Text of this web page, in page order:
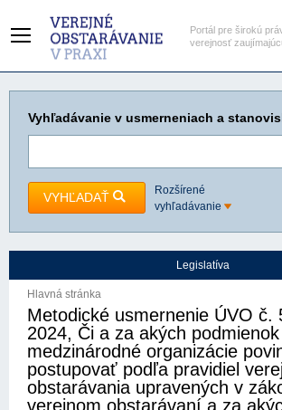
Portál pre širokú
verejnosť
Vyhľadávanie v usmerneniach a
VYHĽADAŤ
Rozšírené
vyhľadávanie
Legislatíva
Hlavná stránka
Metodické usmernenie ÚVO č.
2024, Či a za akých
medzinárodné organizácie
postupovať podľa pravidiel
obstarávania upravených v
verejnom obstarávaní a za